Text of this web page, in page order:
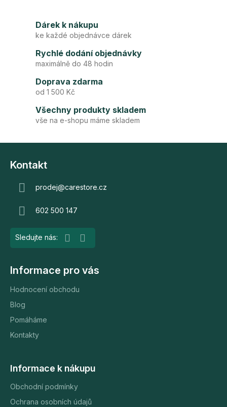
d
a
c
v
k
y
Dárek k nákupu
ke každé objednávce dárek
Rychlé dodání objednávky
maximálně do 48 hodin
Doprava zdarma
od 1 500 Kč
Všechny produkty skladem
vše na e-shopu máme skladem
Kontakt
prodej@carestore.cz
602 500 147
Informace pro vás
Hodnocení obchodu
Blog
Pomáháme
Kontakty
Informace k nákupu
Obchodní podmínky
Ochrana osobních údajů